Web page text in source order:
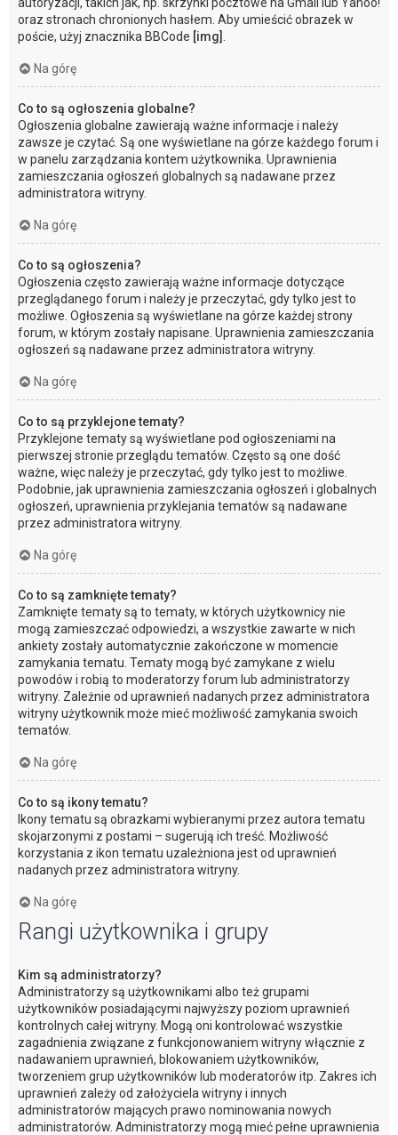
oraz stronach chronionych hasłem. Aby umieścić obrazek w
poście, użyj znacznika BBCode [img]
Na górę
Co to są ogłoszenia globalne?
Ogłoszenia globalne zawierają ważne informacje i należy
zawsze je czytać. Są one wyświetlane na górze każdego forum i
w panelu zarządzania kontem użytkownika. Uprawnienia
zamieszczania ogłoszeń globalnych są nadawane przez
administratora witryny.
Na górę
Co to są ogłoszenia?
Ogłoszenia często zawierają ważne informacje dotyczące
przeglądanego forum i należy je przeczytać, gdy tylko jest to
możliwe. Ogłoszenia są wyświetlane na górze każdej strony
forum, w którym zostały napisane. Uprawnienia zamieszczania
ogłoszeń są nadawane przez administratora witryny.
Na górę
Co to są przyklejone tematy?
Przyklejone tematy są wyświetlane pod ogłoszeniami na
pierwszej stronie przeglądu tematów. Często są one dość
ważne, więc należy je przeczytać, gdy tylko jest to możliwe.
Podobnie, jak uprawnienia zamieszczania ogłoszeń i globalnych
ogłoszeń, uprawnienia przyklejania tematów są nadawane
przez administratora witryny.
Na górę
Co to są zamknięte tematy?
Zamknięte tematy są to tematy, w których użytkownicy nie
mogą zamieszczać odpowiedzi, a wszystkie zawarte w nich
ankiety zostały automatycznie zakończone w momencie
zamykania tematu. Tematy mogą być zamykane z wielu
powodów i robią to moderatorzy forum lub administratorzy
witryny. Zależnie od uprawnień nadanych przez administratora
witryny użytkownik może mieć możliwość zamykania swoich
tematów.
Na górę
Co to są ikony tematu?
Ikony tematu są obrazkami wybieranymi przez autora tematu
skojarzonymi z postami – sugerują ich treść. Możliwość
korzystania z ikon tematu uzależniona jest od uprawnień
nadanych przez administratora witryny.
Na górę
Rangi użytkownika i grupy
Kim są administratorzy?
Administratorzy są użytkownikami albo też grupami
użytkowników posiadającymi najwyższy poziom uprawnień
kontrolnych całej witryny. Mogą oni kontrolować wszystkie
zagadnienia związane z funkcjonowaniem witryny włącznie z
nadawaniem uprawnień, blokowaniem użytkowników,
tworzeniem grup użytkowników lub moderatorów itp. Zakres ich
uprawnień zależy od założyciela witryny i innych
administratorów mających prawo nominowania nowych
administratorów. Administratorzy mogą mieć pełne uprawnienia